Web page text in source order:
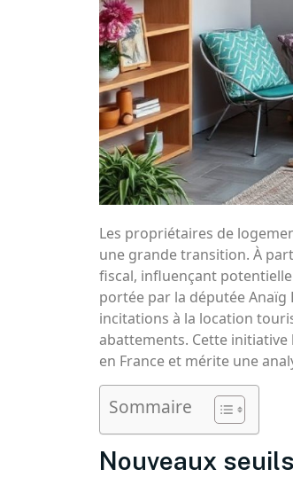
Les propriétaires de
une grande transition. À
fiscal, influençant
portée par la députée
incitations à la location
abattements. Cette
en France et mérite une
Sommaire
Nouveaux